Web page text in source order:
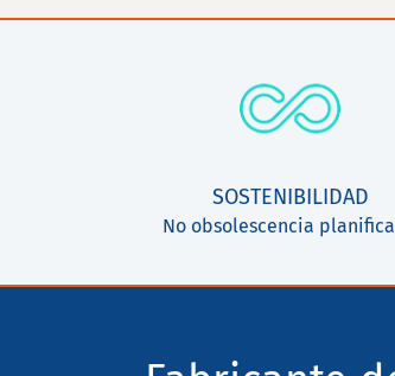
SOSTENIBILIDAD
No obsolescencia